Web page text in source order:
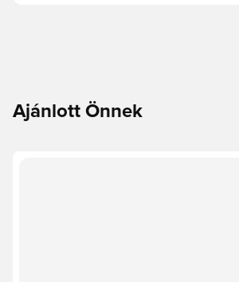
Ajánlott Önnek